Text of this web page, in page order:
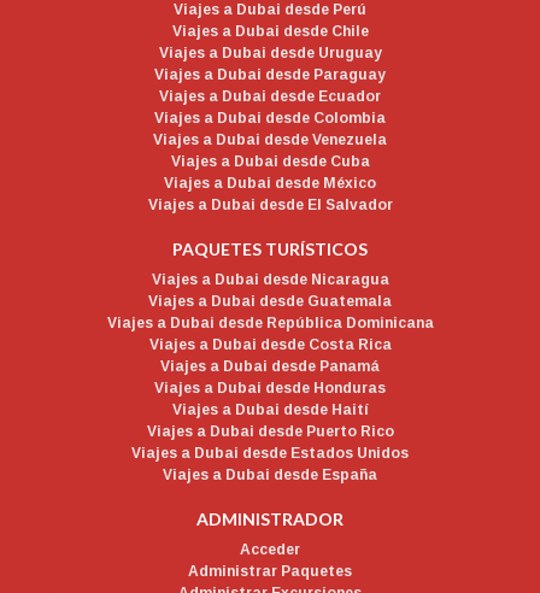
Viajes a Dubai desde Perú
Viajes a Dubai desde Chile
Viajes a Dubai desde Uruguay
Viajes a Dubai desde Paraguay
Viajes a Dubai desde Ecuador
Viajes a Dubai desde Colombia
Viajes a Dubai desde Venezuela
Viajes a Dubai desde Cuba
Viajes a Dubai desde México
Viajes a Dubai desde El Salvador
PAQUETES TURÍSTICOS
Viajes a Dubai desde Nicaragua
Viajes a Dubai desde Guatemala
Viajes a Dubai desde República Dominicana
Viajes a Dubai desde Costa Rica
Viajes a Dubai desde Panamá
Viajes a Dubai desde Honduras
Viajes a Dubai desde Haití
Viajes a Dubai desde Puerto Rico
Viajes a Dubai desde Estados Unidos
Viajes a Dubai desde España
ADMINISTRADOR
Acceder
Administrar Paquetes